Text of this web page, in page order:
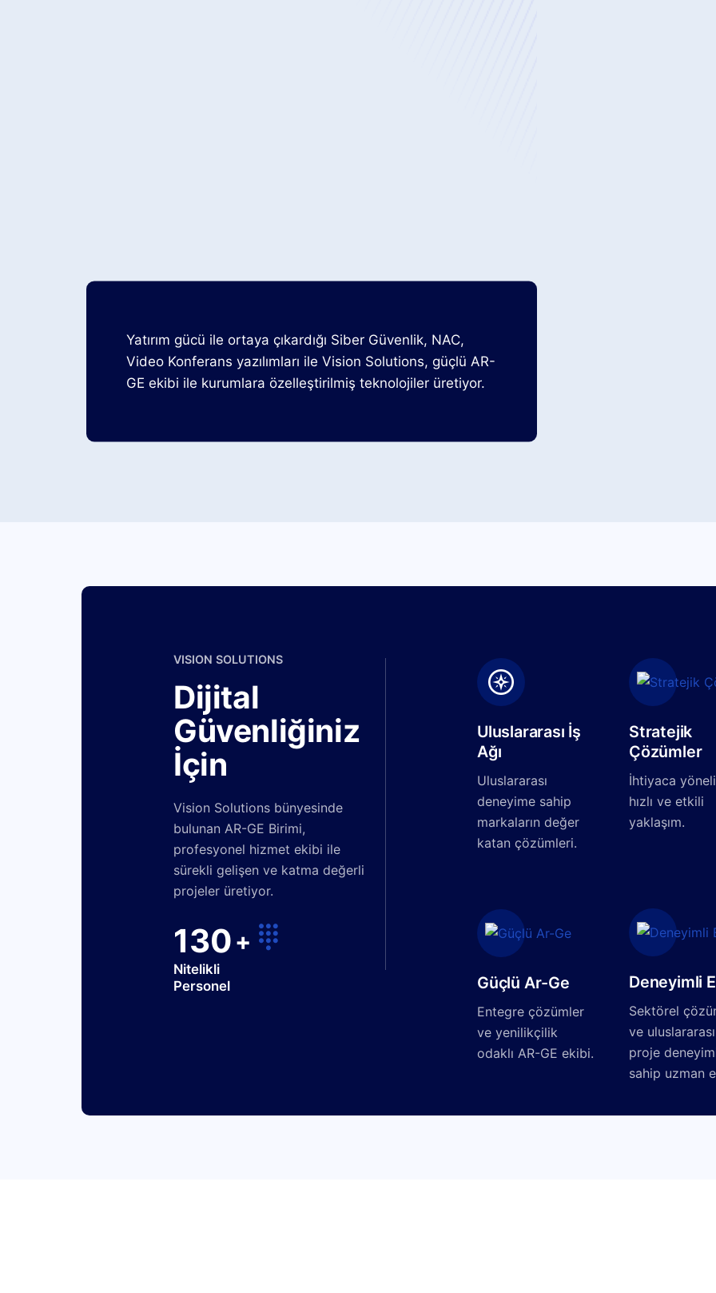
Yatırım gücü ile ortaya çıkardığı Siber Güvenlik, NAC,
Video Konferans yazılımları ile Vision Solutions, güçlü AR-
GE ekibi ile kurumlara özelleştirilmiş teknolojiler üretiyor.
VISION SOLUTIONS
Dijital
Güvenliğiniz
İçin
Vision Solutions bünyesinde
bulunan AR-GE Birimi,
profesyonel hizmet ekibi ile
sürekli gelişen ve katma değerli
projeler üretiyor.
130+
Nitelikli
Personel
Uluslararası İş
Ağı
Uluslararası
deneyime sahip
markaların değer
katan çözümleri.
Güçlü Ar-Ge
Entegre çözümler
ve yenilikçilik
odaklı AR-GE ekibi.
Stratejik
Çözümler
İhtiyaca
hızlı ve etkili
yaklaşım.
Deneyimli
Sektörel
ve uluslararası
proje
sahip uzman